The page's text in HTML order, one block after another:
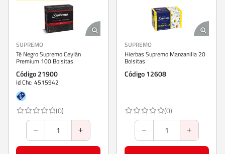
SUPREMO
Té Negro Supremo Ceylán
Premium 100 Bolsitas
Código 21900
Id Chc: 4515942
(0)
SUPREMO
Hierbas Supremo Manzanilla 20
Bolsitas
Código 12608
(0)